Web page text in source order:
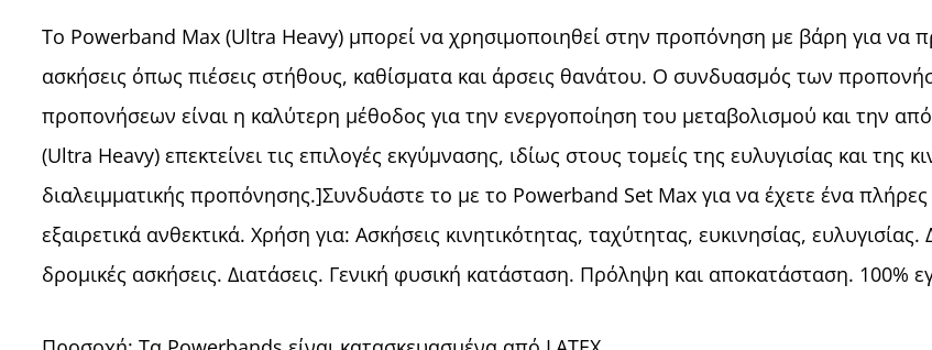
Το Powerband Max (Ultra Heavy) μπορεί να χρησιμοποιηθεί στην προπόνηση με βάρη για να
ασκήσεις όπως πιέσεις στήθους, καθίσματα και άρσεις θανάτου. Ο συνδυασμός των
προπονήσεων είναι η καλύτερη μέθοδος για την ενεργοποίηση του μεταβολισμού και την
(Ultra Heavy) επεκτείνει τις επιλογές εκγύμνασης, ιδίως στους τομείς της ευλυγισίας και
διαλειμματικής προπόνησης.]Συνδυάστε το με το Powerband Set Max για να έχετε ένα
εξαιρετικά ανθεκτικά. Χρήση για: Ασκήσεις κινητικότητας, ταχύτητας, ευκινησίας,
δρομικές ασκήσεις. Διατάσεις. Γενική φυσική κατάσταση. Πρόληψη και αποκατάσταση. 100%